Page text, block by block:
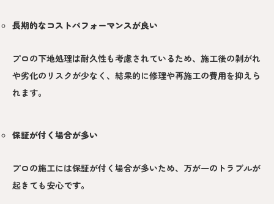
長期的なコストパフォーマンスが良い
プロの下地処理は耐久性も考慮されているため、施工後の剥がれ
や劣化のリスクが少なく、結果的に修理や再施工の費用を抑えら
れます。
保証が付く場合が多い
プロの施工には保証が付く場合が多いため、万が一のトラブルが
起きても安心です。